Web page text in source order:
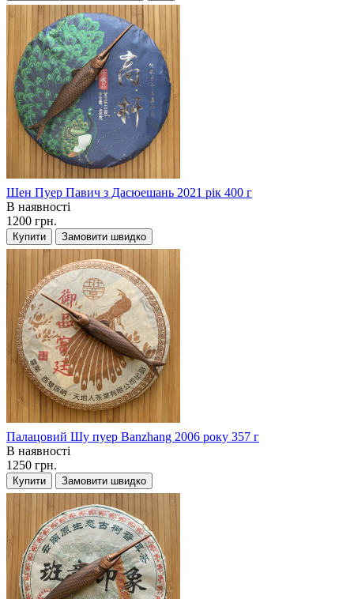
Шен Пуер Павич з Дасюешань 2021 рік 400 г
В наявності
1200 грн.
Купити Замовити швидко
Палацовий Шу пуер Banzhang 2006 року 357 г
В наявності
1250 грн.
Купити Замовити швидко